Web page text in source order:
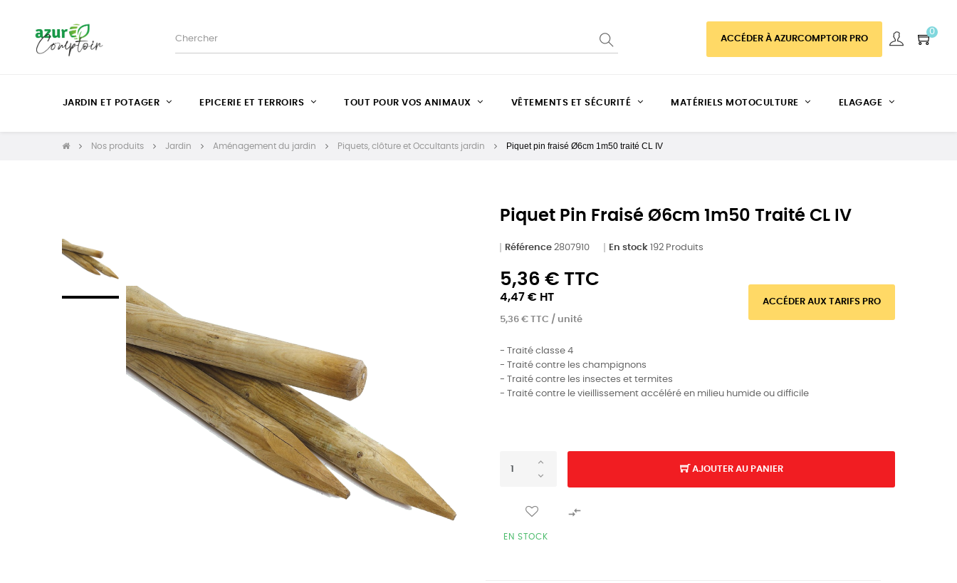
ACCÉDER À AZURCOMPTOIR PRO
0
JARDIN ET POTAGER EPICERIE ET TERROIRS TOUT POUR VOS ANIMAUX VÊTEMENTS ET SÉCURITÉ MATÉRIELS MOTOCULTURE ELAGAGE
Nos produits Jardin Aménagement du jardin Piquets, clôture et Occultants jardin Piquet pin fraisé Ø6cm 1m50 traité CL IV
Piquet Pin Fraisé Ø6cm 1m50 Traité CL IV
Référence 2807910 En stock 192 Produits
5,36 € TTC
4,47 € HT
5,36 € TTC / unité
ACCÉDER AUX TARIFS PRO
- Traité classe 4
- Traité contre les champignons
- Traité contre les insectes et termites
- Traité contre le vieillissement accéléré en milieu humide ou difficile
AJOUTER AU PANIER

EN STOCK